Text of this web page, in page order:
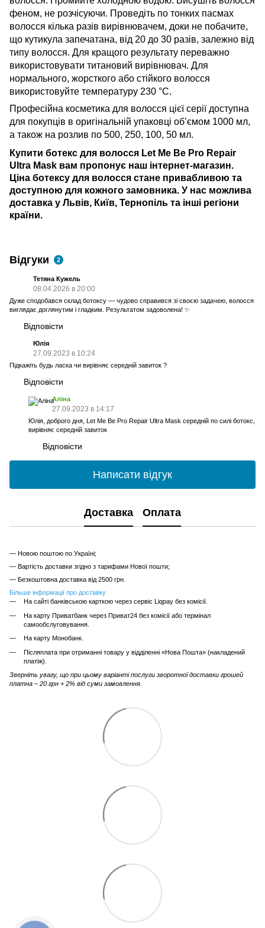
феном, не розчісуючи. Проведіть по тонких пасмах
волосся кілька разів вирівнювачем, доки не побачите,
що кутикула запечатана, від 20 до 30 разів, залежно від
типу волосся. Для кращого результату переважно
використовувати титановий вирівнювач. Для
нормального, жорсткого або стійкого волосся
використовуйте температуру 230 °С.
Професійна косметика для волосся цієї серії доступна
для покупців в оригінальній упаковці об’ємом 1000 мл,
а також на розлив по 500, 250, 100, 50 мл.
Купити ботекс для волосся Let Me Be Pro Repair
Ultra Mask вам пропонує наш інтернет-магазин.
Ціна ботексу для волосся стане привабливою та
доступною для кожного замовника. У нас можлива
доставка у Львів, Київ, Тернопіль та інші регіони
країни.
Відгуки 2
Тетяна Кужель
08.04.2026 в 20:00
Дуже сподобався склад ботоксу — чудово справився зі своєю задачею, волосся
виглядає доглянутим і гладким. Результатом задоволена! ✨
Відповісти
Юлія
27.09.2023 в 10:24
Підкажіть будь ласка чи вирівняє середній завиток ?
Відповісти
Аліна
27.09.2023 в 14:17
Юлія, доброго дня, Let Me Be Pro Repair Ultra Mask середній по силі ботокс,
вирівняє середній завиток
Відповісти
Написати відгук
Доставка Оплата
— Новою поштою по Україні;
— Вартість доставки згідно з тарифами Нової пошти;
— Безкоштовна доставка від 2500 грн.
Більше інформації про доставку
На сайті банківською карткою через сервіс Liqpay без комісії.
На карту Приватбанк через Приват24 без комісії або термінал
самообслуговування.
На карту Монобанк.
Післяплата при отриманні товару у відділенні «Нова Пошта» (накладений
платіж).
Зверніть увагу, що при цьому варіанті послуги зворотної доставки грошей
платна – 20 грн + 2% від суми замовлення.